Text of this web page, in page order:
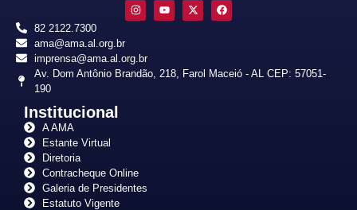
82 2122.7300
ama@ama.al.org.br
imprensa@ama.al.org.br
Av. Dom Antônio Brandão, 218, Farol Maceió - AL CEP: 57051-
190
Institucional
A AMA
Estante Virtual
Diretoria
Contracheque Online
Galeria de Presidentes
Estatuto Vigente